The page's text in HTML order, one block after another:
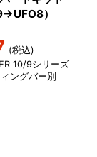
）
(税込)
10/9シリーズ
ングバー別